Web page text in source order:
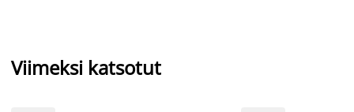
Viimeksi katsotut